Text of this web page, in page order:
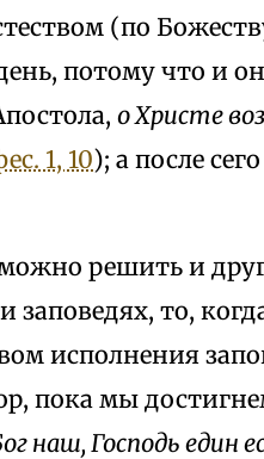
(по
потому что и
о Христе
1, 10); a после
решить и
заповедях, то,
исполнения
пока мы
наш, Господь един